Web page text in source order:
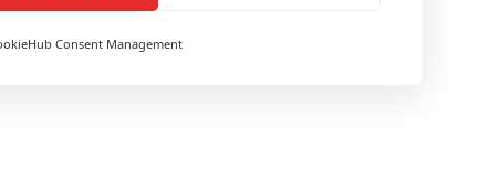
Consent Management